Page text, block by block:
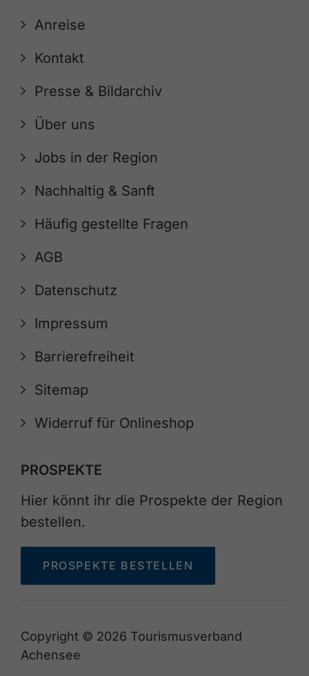
Anreise
Kontakt
Presse & Bildarchiv
Über uns
Jobs in der Region
Nachhaltig & Sanft
Häufig gestellte Fragen
AGB
Datenschutz
Impressum
Barrierefreiheit
Sitemap
Widerruf für Onlineshop
PROSPEKTE
Hier könnt ihr die Prospekte der Region
bestellen.
PROSPEKTE BESTELLEN
Copyright © 2026 Tourismusverband
Achensee